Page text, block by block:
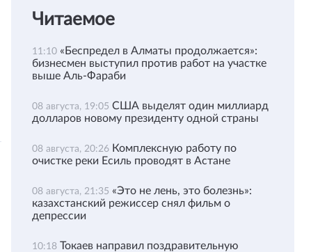
Читаемое
11:10 «Беспредел в Алматы продолжается»:
бизнесмен выступил против работ на участке
выше Аль-Фараби
08 августа, 19:05 США выделят один миллиард
долларов новому президенту одной страны
08 августа, 20:26 Комплексную работу по
очистке реки Есиль проводят в Астане
08 августа, 21:35 «Это не лень, это болезнь»:
казахстанский режиссер снял фильм о
депрессии
10:18 Токаев направил поздравительную